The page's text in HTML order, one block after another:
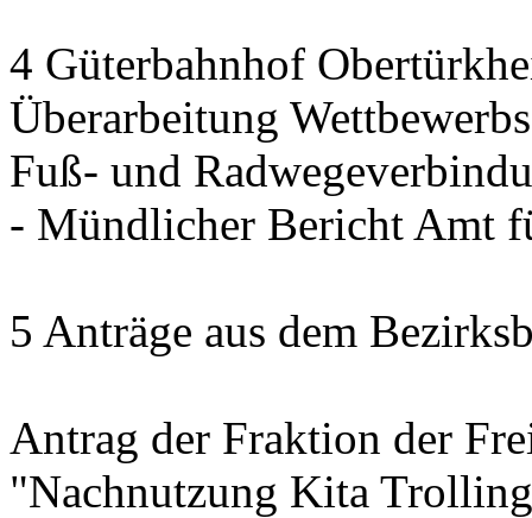
4 Güterbahnhof
Überarbeitung
Fuß- und
- Mündlicher Bericht Amt
5 Anträge aus dem
Antrag der Fraktion der
"Nachnutzung Kita